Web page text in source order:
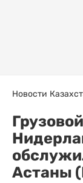
Новости
Астаны